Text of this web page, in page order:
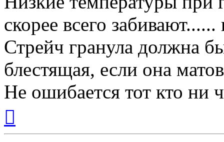
скорее всего
Стрейч гранула должна
блестящая, если она
Не ошибается тот кто ни
началу